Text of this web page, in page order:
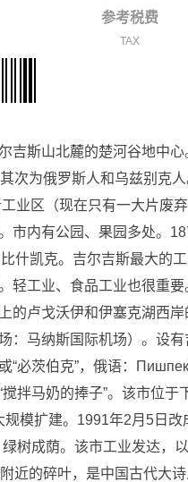
参考税费
TAX
吉斯山北麓的楚河谷地中
次为俄罗斯人和乌兹别克
业区（现在只有一大片废
市内有公园、果园多处。
什凯克。吉尔吉斯最大的
轻工业、食品工业也很重
的卢戈沃伊和伊塞克湖西
：马纳斯国际机场）。设
茨伯克”，俄语：
拌马奶的捧子”。该市位于
模扩建。1991年2月5日改
成荫。该市工业发达，
近的碎叶，是中国古代大